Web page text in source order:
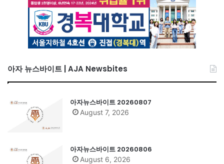
아자 뉴스바이트 | AJA Newsbites
아자뉴스바이트 20260807
August 7, 2026
아자뉴스바이트 20260806
August 6, 2026